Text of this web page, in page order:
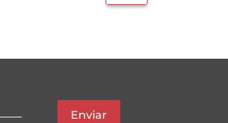
Enviar